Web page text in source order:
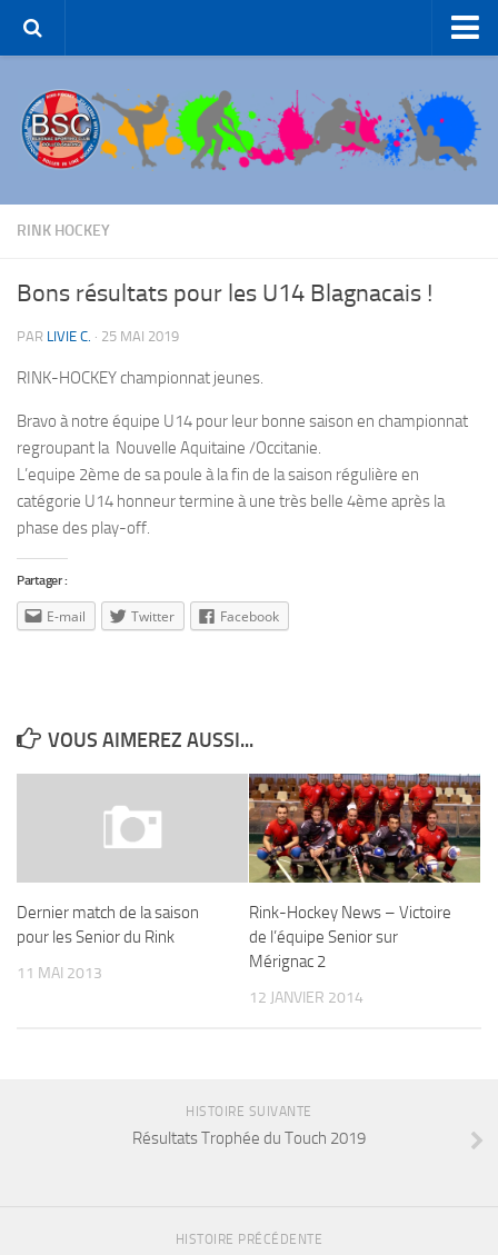
Le Club
Patinage Artistique
Roller-Hockey
Patinage de Loisirs
ROLLER-DANCE
Nous Contacter
Liens et partenaires
RINK HOCKEY
Bons résultats pour les U14 Blagnacais !
PAR LIVIE C. · 25 MAI 2019
RINK-HOCKEY championnat jeunes.
Bravo à notre équipe U14 pour leur bonne saison en championnat
regroupant la Nouvelle Aquitaine /Occitanie.
L’equipe 2ème de sa poule à la fin de la saison régulière en
catégorie U14 honneur termine à une très belle 4ème après la
phase des play-off.
Partager :
E-mail Twitter Facebook
VOUS AIMEREZ AUSSI...
Dernier match de la saison
pour les Senior du Rink
11 MAI 2013
Rink-Hockey News – Victoire
de l’équipe Senior sur
Mérignac 2
12 JANVIER 2014
HISTOIRE SUIVANTE
Résultats Trophée du Touch 2019
HISTOIRE PRÉCÉDENTE